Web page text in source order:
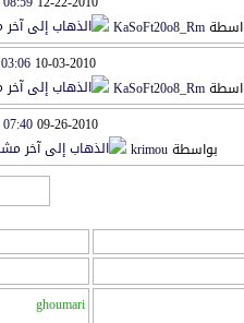
KaSoFt20o8_Rm
10-03-2010
03:06 PM
KaSoFt20o8_Rm
09-26-2010
07:40 AM
بواسطةkrimou
ghoumari